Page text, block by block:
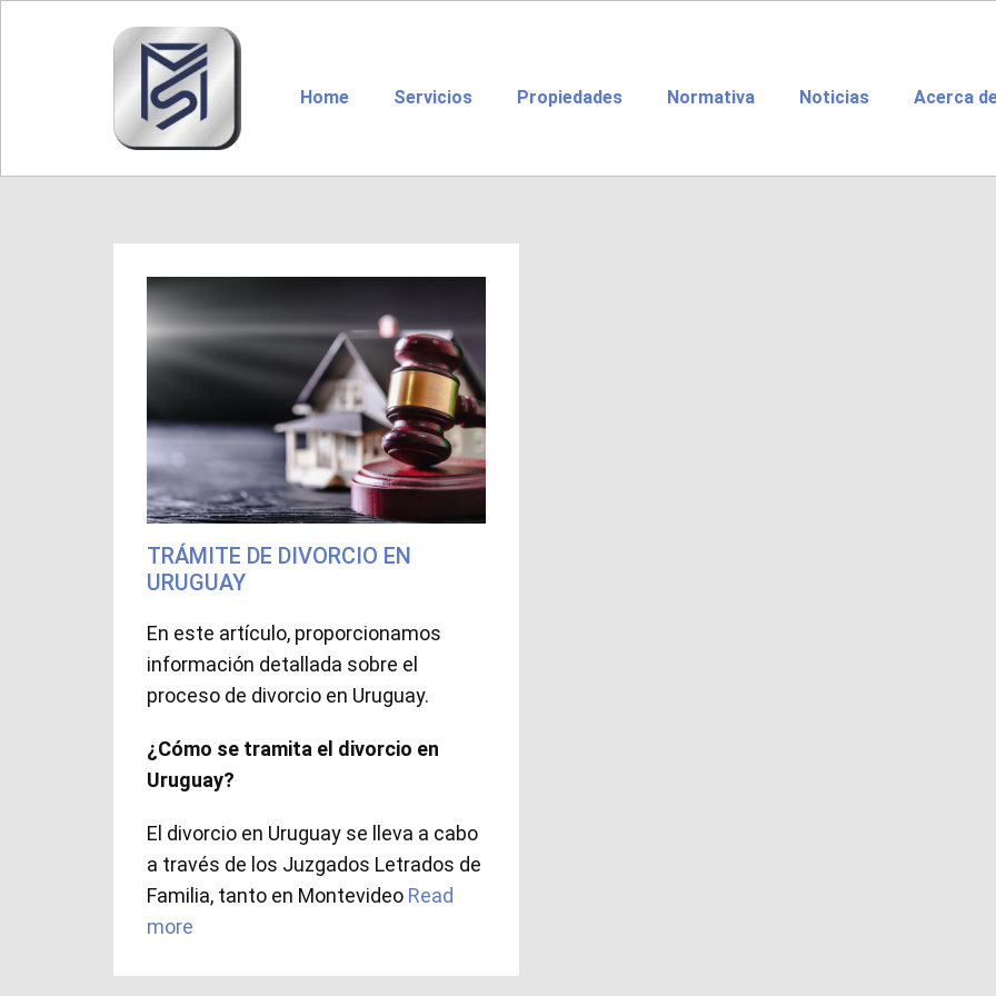
Home Servicios Propiedades Normativa Noticias Acerca
TRÁMITE DE DIVORCIO EN
URUGUAY
En este artículo, proporcionamos
información detallada sobre el
proceso de divorcio en Uruguay.
¿Cómo se tramita el divorcio en
Uruguay?
El divorcio en Uruguay se lleva a cabo
a través de los Juzgados Letrados de
Familia, tanto en Montevideo Read
more